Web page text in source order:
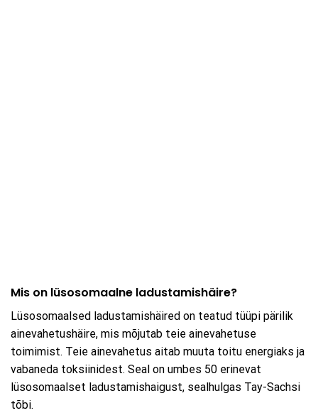
Mis on lüsosomaalne ladustamishäire?
Lüsosomaalsed ladustamishäired on teatud tüüpi pärilik
ainevahetushäire, mis mõjutab teie ainevahetuse
toimimist. Teie ainevahetus aitab muuta toitu energiaks ja
vabaneda toksiinidest. Seal on umbes 50 erinevat
lüsosomaalset ladustamishaigust, sealhulgas Tay-Sachsi
tõbi.